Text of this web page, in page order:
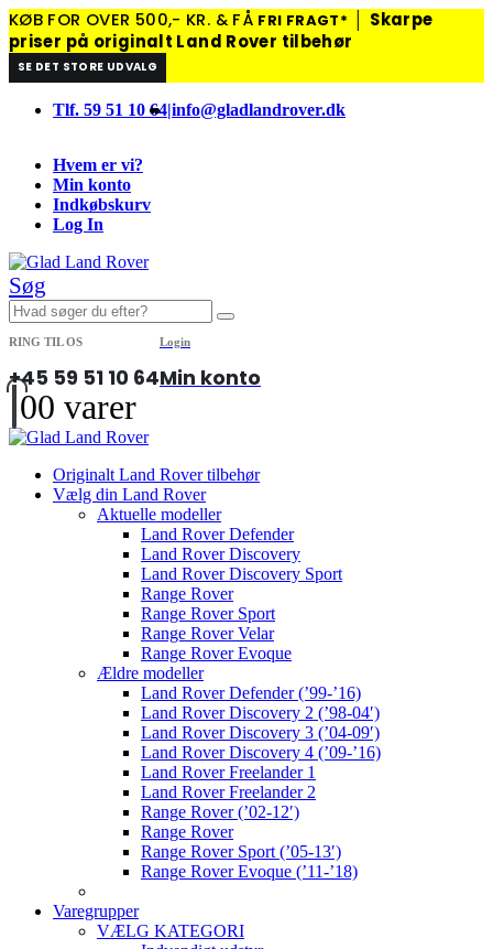
KØB FOR OVER 500,- KR. & FÅ FRI FRAGT*
Skarpe
priser på originalt Land Rover tilbehør
SE DET STORE UDVALG
Tlf. 59 51 10 64|info@gladlandrover.dk
Hvem er vi?
Min konto
Indkøbskurv
Log In
Søg
RING TIL OS
+45 59 51 10 64
Login
Min konto
00 varer
Originalt Land Rover tilbehør
Vælg din Land Rover
Aktuelle modeller
Land Rover Defender
Land Rover Discovery
Land Rover Discovery Sport
Range Rover
Range Rover Sport
Range Rover Velar
Range Rover Evoque
Ældre modeller
Land Rover Defender (’99-’16)
Land Rover Discovery 2 (’98-04′)
Land Rover Discovery 3 (’04-09′)
Land Rover Discovery 4 (’09-’16)
Land Rover Freelander 1
Land Rover Freelander 2
Range Rover (’02-12′)
Range Rover
Range Rover Sport (’05-13′)
Range Rover Evoque (’11-’18)
Varegrupper
VÆLG KATEGORI